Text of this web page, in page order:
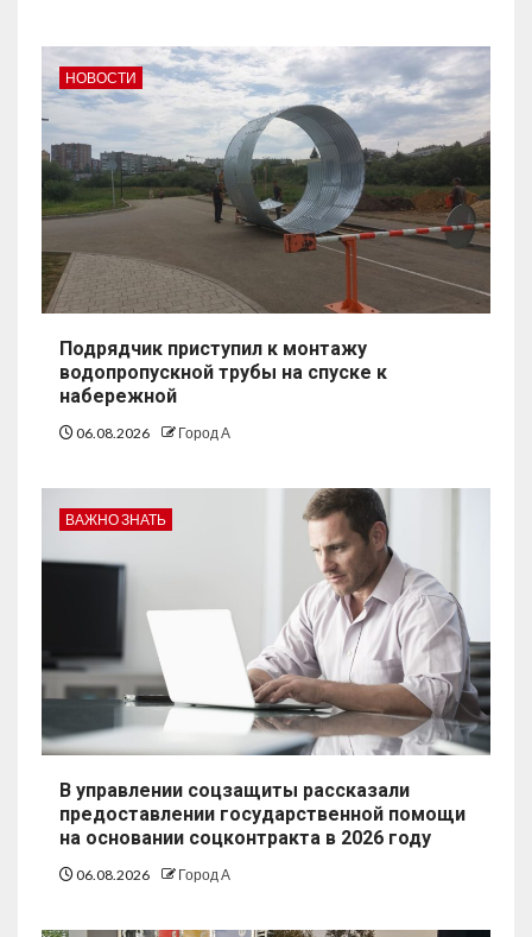
НОВОСТИ
Подрядчик приступил к монтажу
водопропускной трубы на спуске к
набережной
06.08.2026 Город А
ВАЖНО ЗНАТЬ
В управлении соцзащиты рассказали
предоставлении государственной помощи
на основании соцконтракта в 2026 году
06.08.2026 Город А